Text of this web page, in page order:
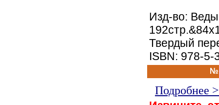
Изд-во:
Твердый
ISBN: 978-5-
Подробнее